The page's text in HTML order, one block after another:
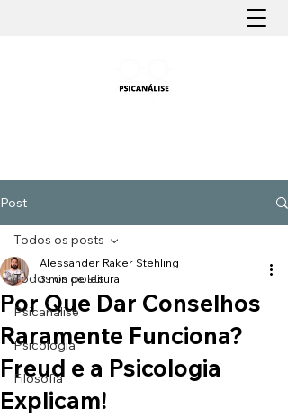
Post
Todos os posts
Psicanálise
Psicologia
Filosofia
Todos os posts
Por Que Dar Conselhos
Raramente Funciona?
Freud e a Psicologia
Explicam!
Alessander Raker Stehling
3 min de leitura